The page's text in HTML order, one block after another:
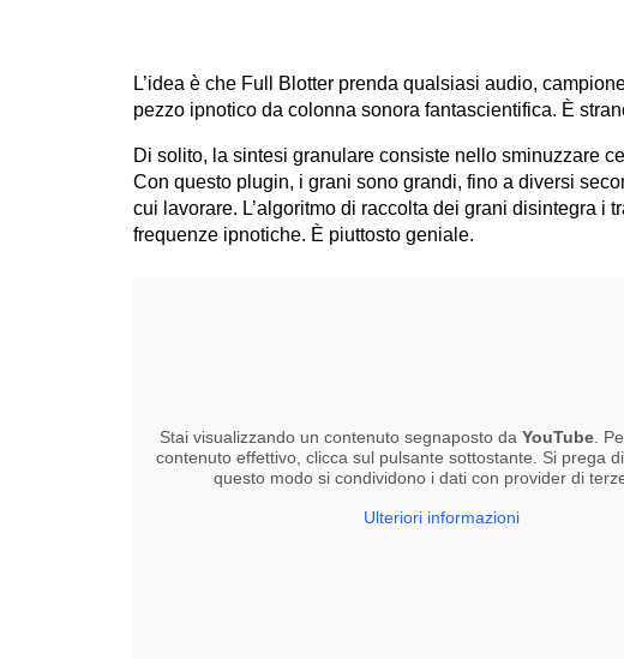
L’idea è che Full Blotter prenda qualsiasi audio,
pezzo ipnotico da colonna sonora fantascientifica. È
Di solito, la sintesi granulare consiste nello sminuzzare
Con questo plugin, i grani sono grandi, fino a diversi
cui lavorare. L’algoritmo di raccolta dei grani disintegra i
frequenze ipnotiche. È piuttosto geniale.
Stai visualizzando un contenuto segnaposto da YouTube.
contenuto effettivo, clicca sul pulsante sottostante. Si prega
questo modo si condividono i dati con provider di
Ulteriori informazioni